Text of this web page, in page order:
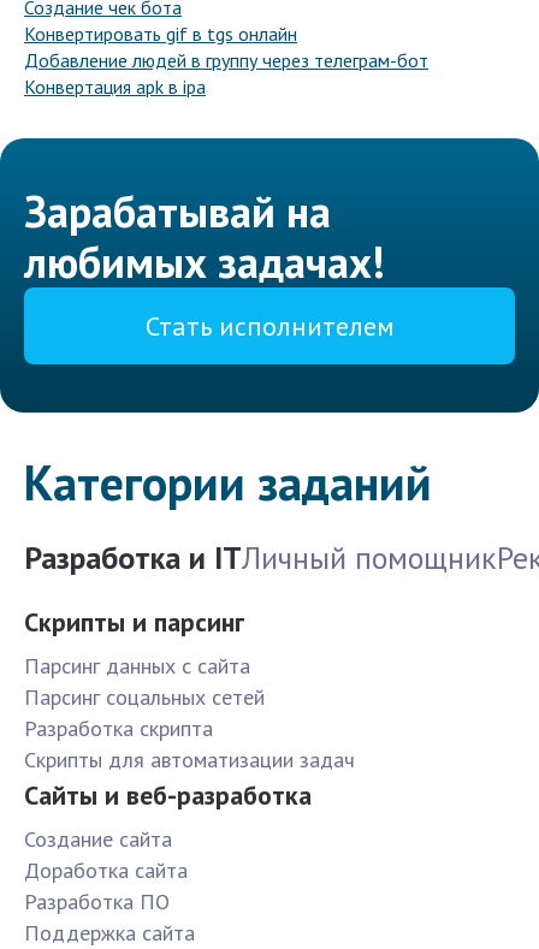
Создание чек бота
Конвертировать gif в tgs онлайн
Добавление людей в группу через телеграм-бот
Конвертация apk в ipa
Зарабатывай на
любимых задачах!
Стать исполнителем
Категории заданий
Разработка и ITЛичный помощник
Скрипты и парсинг
Парсинг данных с сайта
Парсинг соцальных сетей
Разработка скрипта
Скрипты для автоматизации задач
Сайты и веб-разработка
Создание сайта
Доработка сайта
Разработка ПО
Поддержка сайта